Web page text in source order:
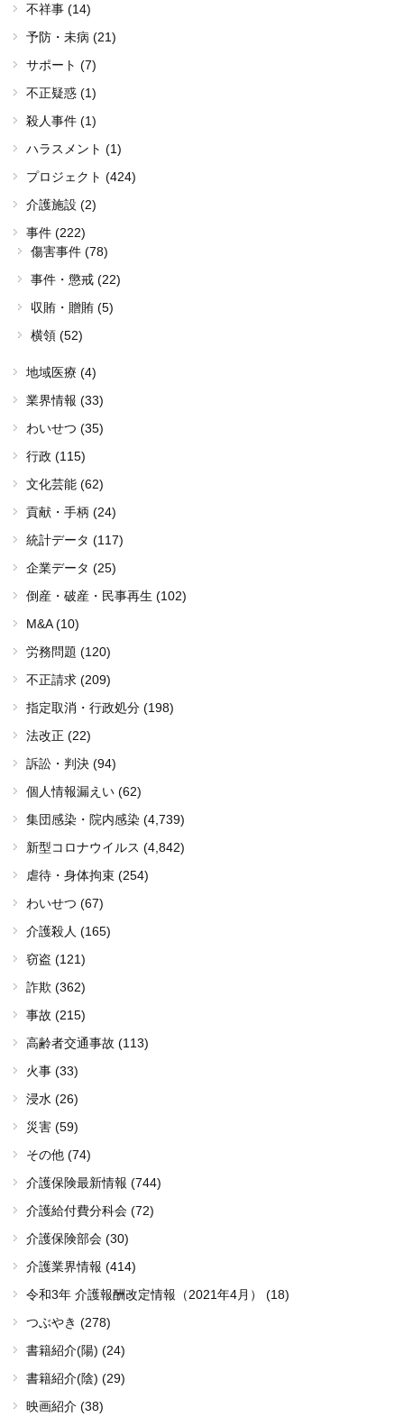
不祥事 (14)
予防・未病 (21)
サポート (7)
不正疑惑 (1)
殺人事件 (1)
ハラスメント (1)
プロジェクト (424)
介護施設 (2)
事件 (222)
傷害事件 (78)
事件・懲戒 (22)
収賄・贈賄 (5)
横領 (52)
地域医療 (4)
業界情報 (33)
わいせつ (35)
行政 (115)
文化芸能 (62)
貢献・手柄 (24)
統計データ (117)
企業データ (25)
倒産・破産・民事再生 (102)
M&A (10)
労務問題 (120)
不正請求 (209)
指定取消・行政処分 (198)
法改正 (22)
訴訟・判決 (94)
個人情報漏えい (62)
集団感染・院内感染 (4,739)
新型コロナウイルス (4,842)
虐待・身体拘束 (254)
わいせつ (67)
介護殺人 (165)
窃盗 (121)
詐欺 (362)
事故 (215)
高齢者交通事故 (113)
火事 (33)
浸水 (26)
災害 (59)
その他 (74)
介護保険最新情報 (744)
介護給付費分科会 (72)
介護保険部会 (30)
介護業界情報 (414)
令和3年 介護報酬改定情報（2021年4月） (18)
つぶやき (278)
書籍紹介(陽) (24)
書籍紹介(陰) (29)
映画紹介 (38)